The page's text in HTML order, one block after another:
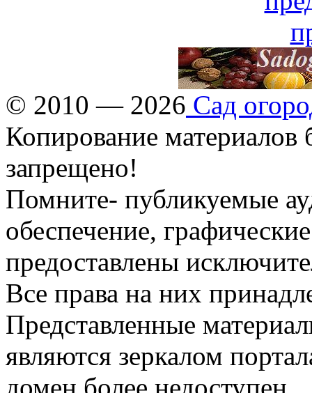
© 2010 — 2026 Сад
Копирование материалов
запрещено!
Помните- публикуемые
обеспечение,
предоставлены
Все права на них
Представленные
являются зеркалом